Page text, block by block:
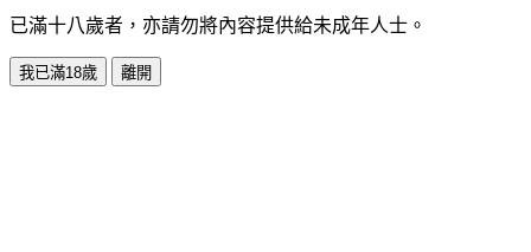
已滿十八歲者，亦請勿將內容提供給未成年人士。
我已滿18歲 離開